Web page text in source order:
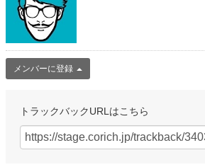
メンバーに登録
トラックバックURLはこちら